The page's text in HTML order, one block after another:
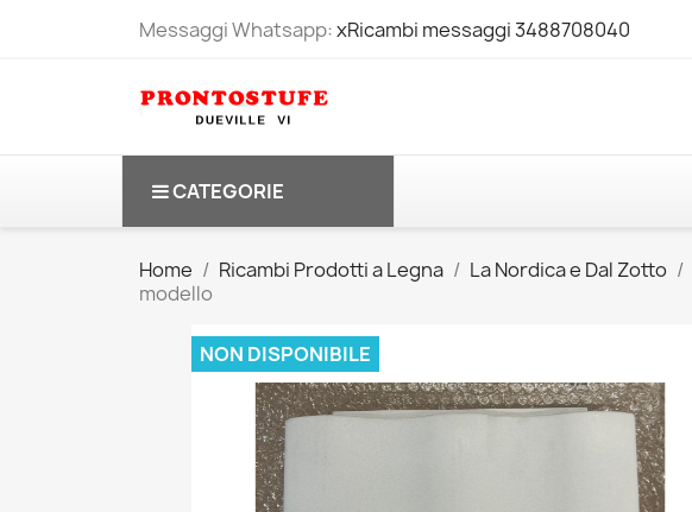
Messaggi Whatsapp:xRicambi messaggi 3488708040
CATEGORIE
Home Ricambi Prodotti a Legna La Nordica e Dal Zotto
modello
NON DISPONIBILE